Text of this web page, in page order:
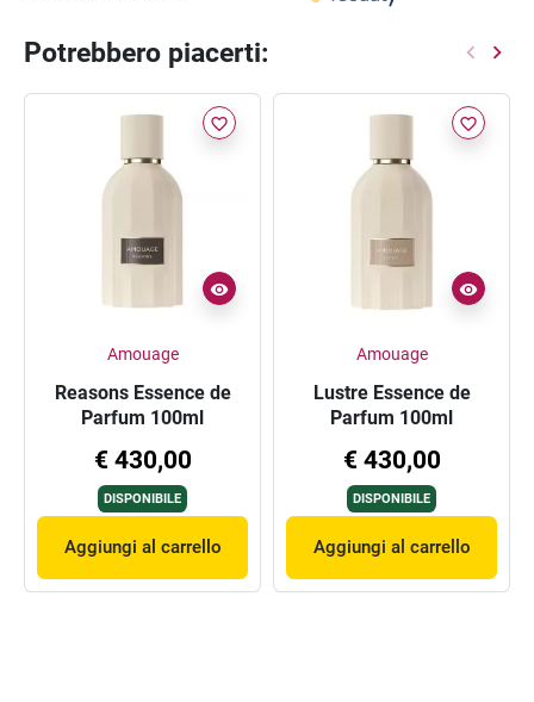
Potrebbero piacerti:
favorite_border
Amouage
Reasons Essence de
Parfum 100ml
€ 430,00
DISPONIBILE
Aggiungi al carrello
favorite_border
Amouage
Lustre Essence de
Parfum 100ml
€ 430,00
DISPONIBILE
Aggiungi al carrello